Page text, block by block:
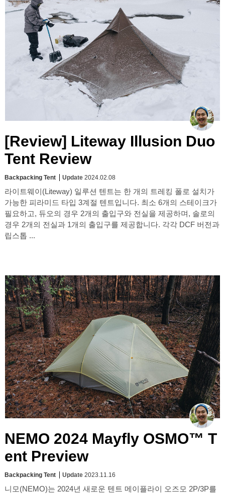
[Review] Liteway Illusion Duo
Tent Review
Backpacking Tent Update 2024.02.08
라이트웨이(Liteway) 일루션 텐트는 한 개의 트레킹 폴로 설치가
가능한 피라미드 타입 3계절 텐트입니다. 최소 6개의 스테이크가
필요하고, 듀오의 경우 2개의 출입구와 전실을 제공하며, 솔로의
경우 2개의 전실과 1개의 출입구를 제공합니다. 각각 DCF 버전과
립스톱 ...
NEMO 2024 Mayfly OSMO™ T
ent Preview
Backpacking Tent Update 2023.11.16
니모(NEMO)는 2024년 새로운 텐트 메이플라이 오즈모 2P/3P를